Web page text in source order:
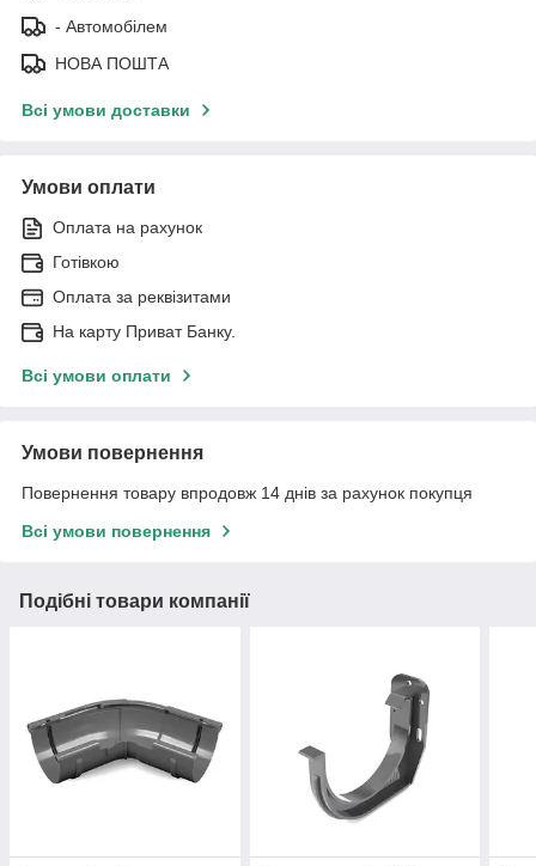
- Автомобілем
НОВА ПОШТА
Всі умови доставки
Умови оплати
Оплата на рахунок
Готівкою
Оплата за реквізитами
На карту Приват Банку.
Всі умови оплати
Умови повернення
Повернення товару впродовж 14 днів за рахунок покупця
Всі умови повернення
Подібні товари компанії